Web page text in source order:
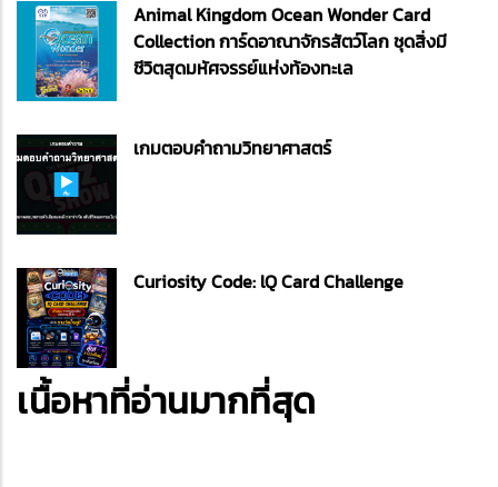
Animal Kingdom Ocean Wonder Card
Collection การ์ดอาณาจักรสัตว์โลก ชุดสิ่งมี
ชีวิตสุดมหัศจรรย์แห่งท้องทะเล
เกมตอบคำถามวิทยาศาสตร์
Curiosity Code: lQ Card Challenge
เนื้อหาที่อ่านมากที่สุด